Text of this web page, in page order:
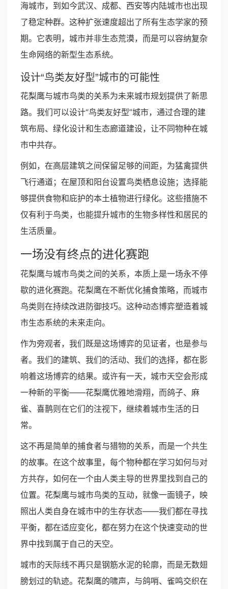
海城市，到如今武汉、成都、西安等内陆城市也出现
了稳定种群。这种扩张速度超出了所有生态学家的预
期。它表明，城市并非生态荒漠，而是可以容纳复杂
生命网络的新型生态系统。
设计“鸟类友好型”城市的可能性
花梨鹰与城市鸟类的关系为未来城市规划提供了新思
路。我们可以设计“鸟类友好型”城市，通过合理的建
筑布局、绿化设计和生态廊道建设，让不同物种在城
市中共存。
例如，在高层建筑之间保留足够的间距，为猛禽提供
飞行通道；在屋顶和阳台设置鸟类栖息设施；选择能
够提供食物和庇护的本土植物进行绿化。这些措施不
仅有利于鸟类，也能提升城市的生物多样性和居民的
生活质量。
一场没有终点的进化赛跑
花梨鹰与城市鸟类之间的关系，本质上是一场永不停
歇的进化赛跑。花梨鹰在不断优化捕食策略，而城市
鸟类则在持续改进防御技巧。这种动态博弈塑造着城
市生态系统的未来走向。
作为旁观者，我们既是这场博弈的见证者，也是参与
者。我们的建筑、我们的活动、我们的选择，都在影
响着这场博弈的结果。或许有一天，城市天空会形成
一种新的平衡——花梨鹰优雅地滑翔，而鸽子、麻
雀、喜鹊则在它们的注视下，继续着城市生活的日
常。
这不再是简单的捕食者与猎物的关系，而是一个共生
的故事。在这个故事里，每个物种都在学习如何与对
方共存，如何在一个由人类主导的世界里找到自己的
位置。花梨鹰与城市鸟类的互动，就像一面镜子，映
照出人类自身在城市中的生存状态——我们都在寻找
平衡，都在适应变化，都在努力在这个快速变动的世
界中找到属于自己的天空。
城市的天际线不再只是钢筋水泥的轮廓，而是无数翅
膀划过的轨迹。花梨鹰的啸声，与鸽哨、雀鸣交织在